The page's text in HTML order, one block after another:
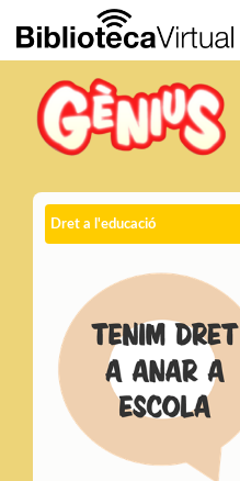
Salta al contingut principal
Dret a l'educació